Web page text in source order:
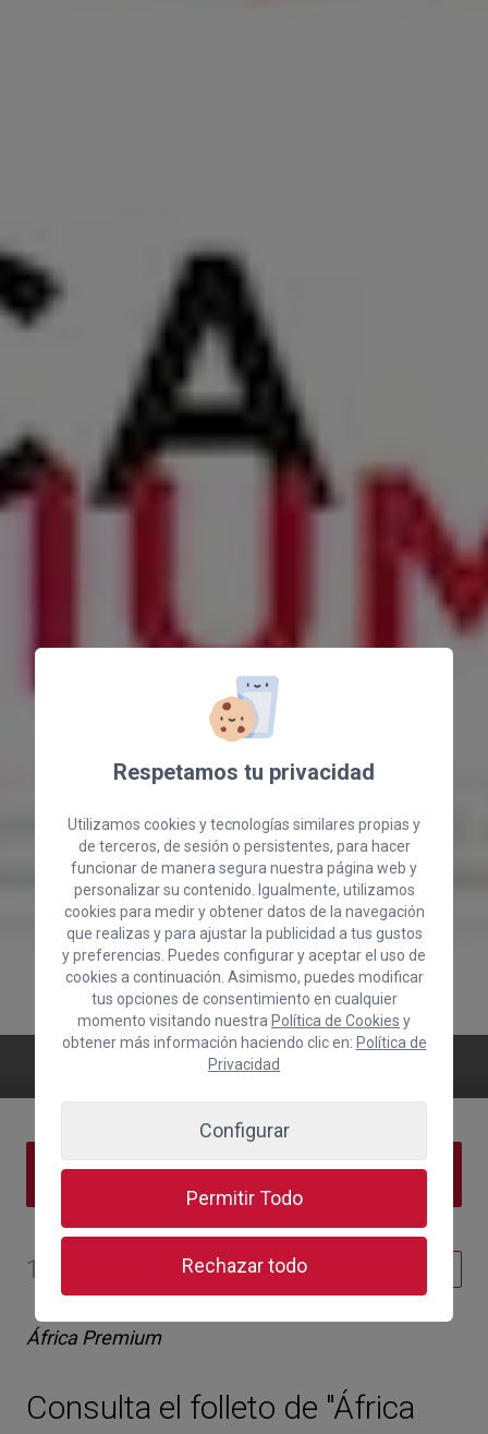
Africa Premium
ÍNDICE DE CONTENIDOS
15 de julio de 2019
África Premium
Consulta el folleto de "África
Respetamos tu privacidad
Utilizamos cookies y tecnologías similares propias y
de terceros, de sesión o persistentes, para hacer
funcionar de manera segura nuestra página web y
personalizar su contenido. Igualmente, utilizamos
cookies para medir y obtener datos de la navegación
que realizas y para ajustar la publicidad a tus gustos
y preferencias. Puedes configurar y aceptar el uso de
cookies a continuación. Asimismo, puedes modificar
tus opciones de consentimiento en cualquier
momento visitando nuestra Política de Cookies y
obtener más información haciendo clic en: Política de
Privacidad
Configurar
Permitir Todo
Rechazar todo